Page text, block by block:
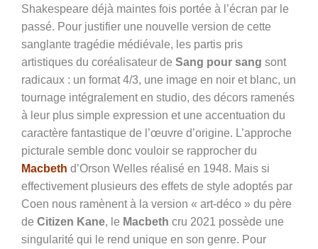
Shakespeare déjà maintes fois portée à l’écran par le
passé. Pour justifier une nouvelle version de cette
sanglante tragédie médiévale, les partis pris
artistiques du coréalisateur de Sang pour sang sont
radicaux : un format 4/3, une image en noir et blanc, un
tournage intégralement en studio, des décors ramenés
à leur plus simple expression et une accentuation du
caractère fantastique de l’œuvre d’origine. L’approche
picturale semble donc vouloir se rapprocher du
Macbeth d’Orson Welles réalisé en 1948. Mais si
effectivement plusieurs des effets de style adoptés par
Coen nous ramènent à la version « art-déco » du père
de Citizen Kane, le Macbeth cru 2021 possède une
singularité qui le rend unique en son genre. Pour